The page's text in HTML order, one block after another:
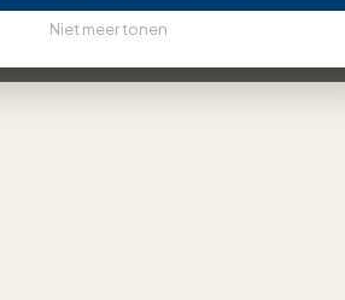
Niet meer tonen